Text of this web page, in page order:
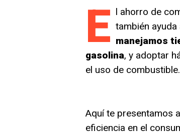
E l ahorro de
también
manejamos
gasolina, y adoptar
el uso de combustible.
Aquí te presentamos
eficiencia en el